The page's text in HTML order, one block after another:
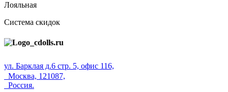
Лояльная
Система скидок
ул. Барклая д.6 стр. 5, офис 116,
Москва, 121087,
Россия.